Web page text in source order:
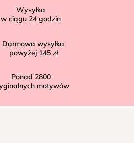
Wysyłka
w ciągu 24 godzin
Darmowa wysyłka
powyżej 145 zł
Ponad 2800
motywów